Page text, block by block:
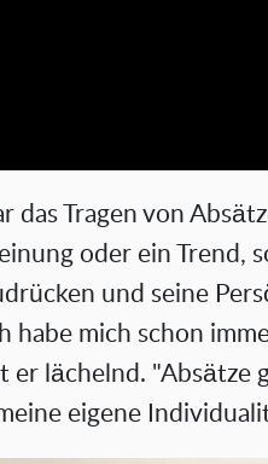
V
d
e
o
das Tragen von
oder ein Trend,
und seine
habe mich schon
er lächelnd. "Absätze
eigene